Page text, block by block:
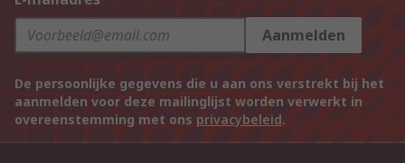
Aanmelden
De persoonlijke gegevens die u aan ons verstrekt bij het
aanmelden voor deze mailinglijst worden verwerkt in
overeenstemming met ons privacybeleid.